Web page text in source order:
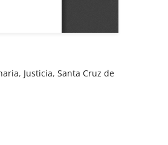
, Justicia,Santa Cruz de